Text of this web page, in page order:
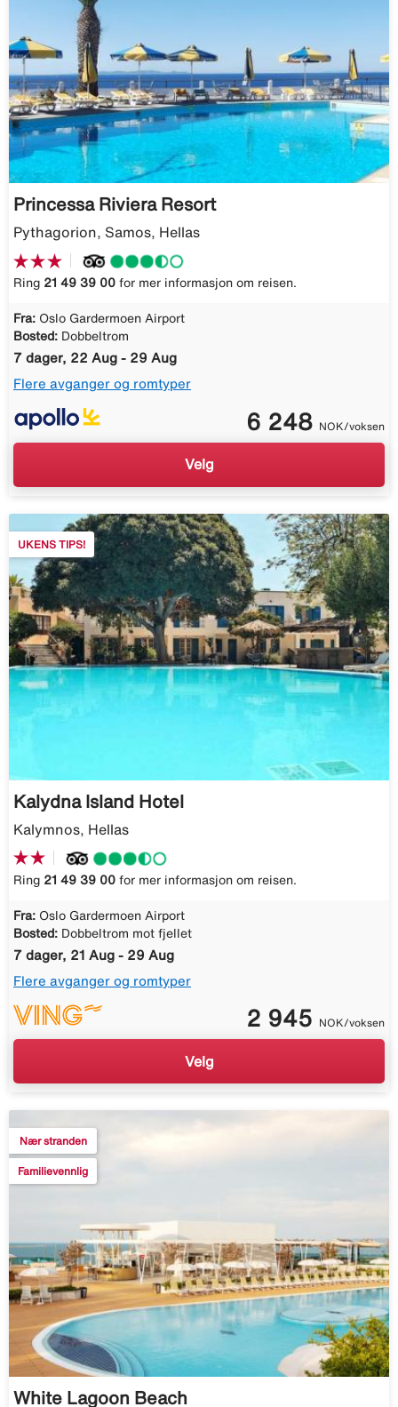
Princessa Riviera Resort
Pythagorion, Samos, Hellas
Ring 21 49 39 00 for mer informasjon om reisen.
Fra: Oslo Gardermoen Airport
Bosted: Dobbeltrom
7 dager, 22 Aug - 29 Aug
Flere avganger og romtyper
6 248 NOK/voksen
Velg
UKENS TIPS!
Kalydna Island Hotel
Kalymnos, Hellas
Ring 21 49 39 00 for mer informasjon om reisen.
Fra: Oslo Gardermoen Airport
Bosted: Dobbeltrom mot fjellet
7 dager, 21 Aug - 29 Aug
Flere avganger og romtyper
2 945 NOK/voksen
Velg
Nær stranden
Familievennlig
White Lagoon Beach